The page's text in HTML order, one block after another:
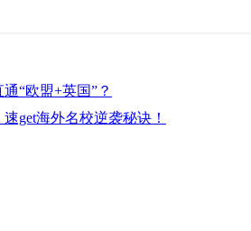
“欧盟+英国”？
get海外名校逆袭秘诀！